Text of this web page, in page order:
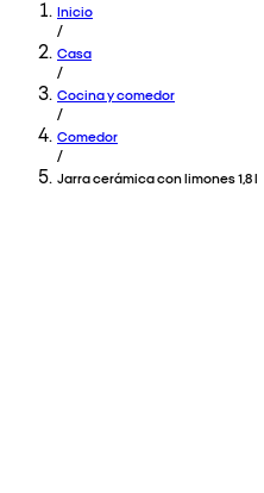
Inicio
/
Casa
/
Cocina y comedor
/
Comedor
/
Jarra cerámica con limones 1,8 l